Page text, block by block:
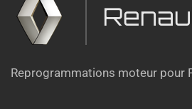
Reprogrammations moteur pour